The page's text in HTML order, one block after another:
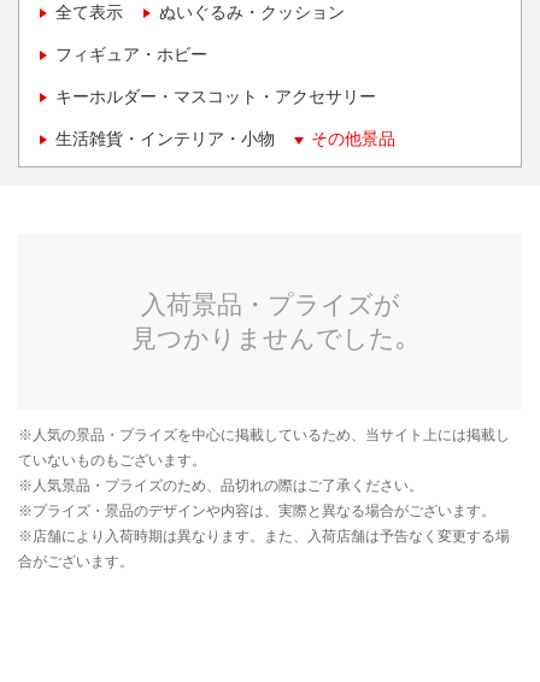
全て表示 ぬいぐるみ・クッション
フィギュア・ホビー
キーホルダー・マスコット・アクセサリー
生活雑貨・インテリア・小物 その他景品